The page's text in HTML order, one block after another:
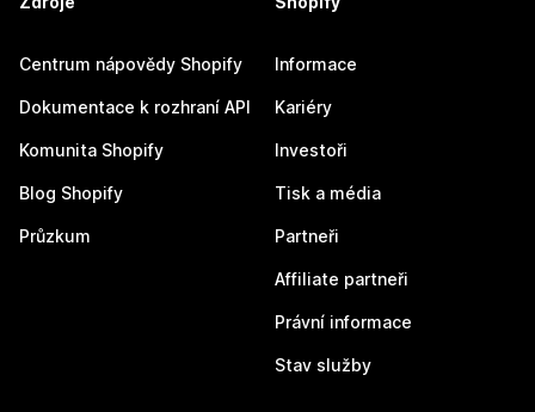
Centrum nápovědy Shopify
Dokumentace k rozhraní API
Komunita Shopify
Blog Shopify
Průzkum
Informace
Kariéry
Investoři
Tisk a média
Partneři
Affiliate partneři
Právní informace
Stav služby